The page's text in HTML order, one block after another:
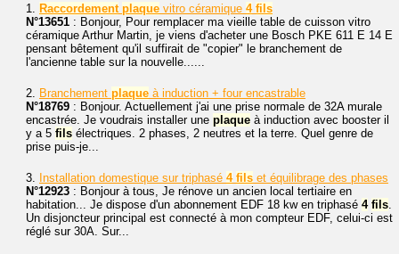
1. Raccordement plaque vitro céramique 4 fils
N°13651 : Bonjour, Pour remplacer ma vieille table de cuisson vitro
céramique Arthur Martin, je viens d'acheter une Bosch PKE 611 E 14 E
pensant bêtement qu'il suffirait de "copier" le branchement de
l'ancienne table sur la nouvelle......
2. Branchement plaque à induction + four encastrable
N°18769 : Bonjour. Actuellement j'ai une prise normale de 32A murale
encastrée. Je voudrais installer une plaque à induction avec booster il
y a 5 fils électriques. 2 phases, 2 neutres et la terre. Quel genre de
prise puis-je...
3. Installation domestique sur triphasé 4 fils et équilibrage des phases
N°12923 : Bonjour à tous, Je rénove un ancien local tertiaire en
habitation... Je dispose d'un abonnement EDF 18 kw en triphasé 4 fils
Un disjoncteur principal est connecté à mon compteur EDF, celui-ci est
réglé sur 30A. Sur...